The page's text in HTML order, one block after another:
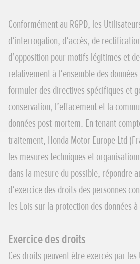
Conformément au RGPD, les
d’interrogation, d’accès, de
d’opposition pour motifs légitimes et
relativement à l’ensemble des
formuler des directives spécifiques et
conservation, l’effacement et la
données post-mortem. En tenant
traitement, Honda Motor Europe Ltd
les mesures techniques et
dans la mesure du possible, répondre
d’exercice des droits des personnes
les Lois sur la protection des données
Exercice des droits
Ces droits peuvent être exercés par